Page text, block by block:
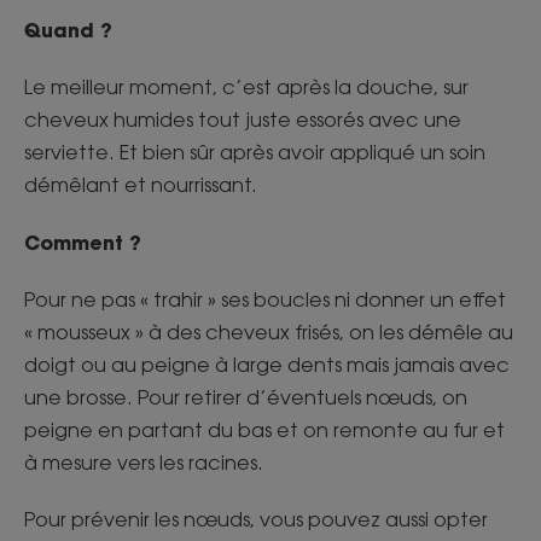
Quand ?
Le meilleur moment, c’est après la douche, sur
cheveux humides tout juste essorés avec une
serviette. Et bien sûr après avoir appliqué un soin
démêlant et nourrissant.
Comment ?
Pour ne pas « trahir » ses boucles ni donner un effet
« mousseux » à des cheveux frisés, on les démêle au
doigt ou au peigne à large dents mais jamais avec
une brosse. Pour retirer d’éventuels nœuds, on
peigne en partant du bas et on remonte au fur et
à mesure vers les racines.
Pour prévenir les nœuds, vous pouvez aussi opter